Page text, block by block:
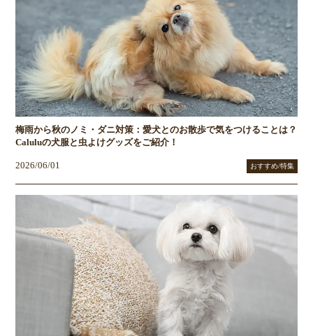
梅雨から秋のノミ・ダニ対策：愛犬とのお散歩で気をつけることは？
Caluluの犬服と虫よけグッズをご紹介！
2026/06/01 おすすめ/特集